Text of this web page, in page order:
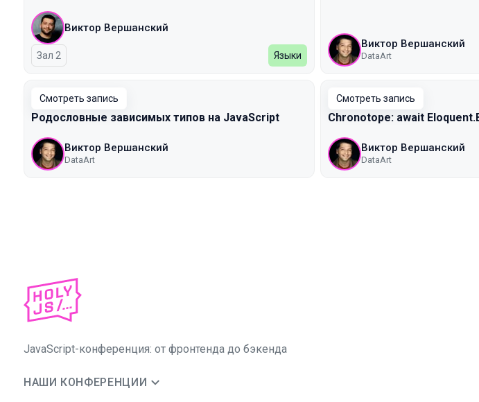
Виктор Вершанский
Зал 2 Языки
Виктор Вершанский
DataArt
Смотреть запись
Родословные зависимых типов на JavaScript
Виктор Вершанский
DataArt
Смотреть запись
Chronotope: await
Виктор Вершанский
DataArt
JavaScript-конференция: от фронтенда до бэкенда
НАШИ КОНФЕРЕНЦИИ